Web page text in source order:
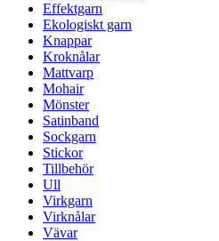
Effektgarn
Ekologiskt garn
Knappar
Kroknålar
Mattvarp
Mohair
Mönster
Satinband
Sockgarn
Stickor
Tillbehör
Ull
Virkgarn
Virknålar
Vävar